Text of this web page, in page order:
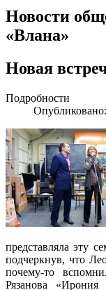
Новости
«Влана»
Новая
Подробности
представляла эту
подчеркнув, что
почему-то
Рязанова